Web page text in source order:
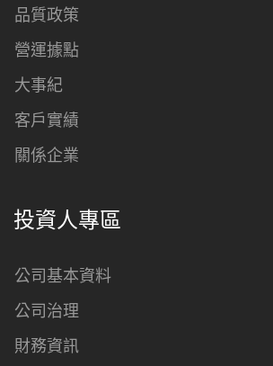
品質政策
營運據點
大事紀
客戶實績
關係企業
投資人專區
公司基本資料
公司治理
財務資訊